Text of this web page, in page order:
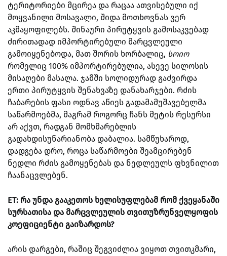
ტერიტორიები მცირეა და რაცაა ათვისებული იქ
მოყვანილი მოსავალი, შიდა მოთხოვნას ვერ
აკმაყოფილებს. შინაური პირუტყვის გამოსაკვებად
ძირითადად იმპორტირებული მარცვლეული
გამოიყენებოდა, მათ შორის ხორბალიც, სოიო
რომელიც 100% იმპორტირებულია, ასევე სილოსის
მისაღები მასალა. ჯამში სოლიდურად გაძვირდა
ერთი პირუტყვის შენახვაზე დანახარჯები. რძის
ჩაბარების ფასი ოდნავ აწიეს გადამამუშავებელმა
საწარმოებმა, მაგრამ როგორც ჩანს მეტის რესურსი
არ აქვთ, რადგან მომხმარებლის
გადახდისუნარიანობა დაბალია. სამწუხაროდ,
დადგება დრო, როცა საწარმოები შეამცირებენ
ნედლი რძის გამოყენებას და ნედლეულს ფხვნილით
ჩაანაცვლებენ.
ET: რა უნდა გააკეთოს ხელისუფლებამ რომ ქვეყანაში
სურსათისა და მარცვლეულის თვითუზრუნველყოფის
კოეფიციენტი გაიზარდოს?
არის დარგები, რაშიც შეგვიძლია ვიყოთ თვითკმარი,